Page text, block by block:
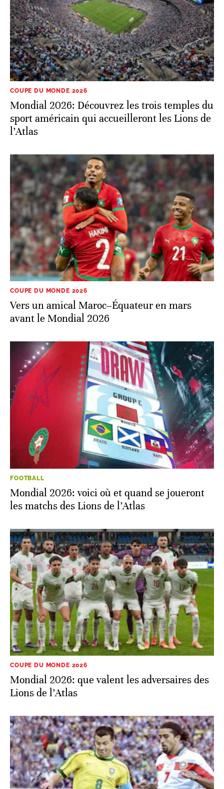
COUPE DU MONDE 2026
Mondial 2026: Découvrez les trois temples du
sport américain qui accueilleront les Lions de
l’Atlas
COUPE DU MONDE 2026
Vers un amical Maroc–Équateur en mars
avant le Mondial 2026
FOOTBALL
Mondial 2026: voici où et quand se joueront
les matchs des Lions de l’Atlas
COUPE DU MONDE 2026
Mondial 2026: que valent les adversaires des
Lions de l’Atlas